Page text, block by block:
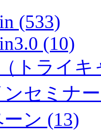
(533)
(10)
トライ
セミナ
ン (13)